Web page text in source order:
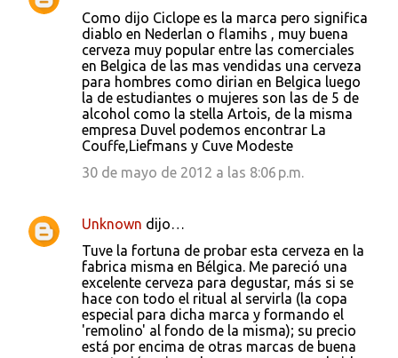
Como dijo Ciclope es la marca pero significa
diablo en Nederlan o flamihs , muy buena
cerveza muy popular entre las comerciales
en Belgica de las mas vendidas una cerveza
para hombres como dirian en Belgica luego
la de estudiantes o mujeres son las de 5 de
alcohol como la stella Artois, de la misma
empresa Duvel podemos encontrar La
Couffe,Liefmans y Cuve Modeste
30 de mayo de 2012 a las 8:06 p.m.
Unknown dijo…
Tuve la fortuna de probar esta cerveza en la
fabrica misma en Bélgica. Me pareció una
excelente cerveza para degustar, más si se
hace con todo el ritual al servirla (la copa
especial para dicha marca y formando el
'remolino' al fondo de la misma); su precio
está por encima de otras marcas de buena